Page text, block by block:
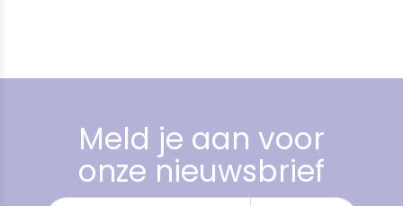
Meld je aan voor
onze nieuwsbrief